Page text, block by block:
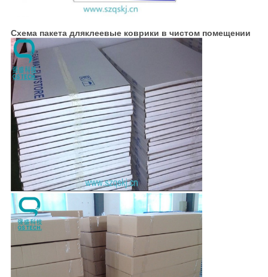
Схема пакета дляклеевые коврики в чистом помещении